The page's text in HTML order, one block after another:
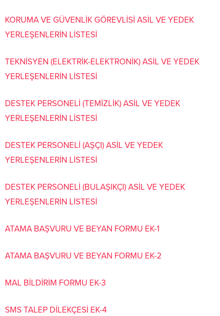
KORUMA VE GÜVENLİK GÖREVLİSİ ASİL VE YEDEK
YERLEŞENLERİN LİSTESİ
TEKNİSYEN (ELEKTRİK-ELEKTRONİK) ASİL VE YEDEK
YERLEŞENLERİN LİSTESİ
DESTEK PERSONELİ (TEMİZLİK) ASİL VE YEDEK
YERLEŞENLERİN LİSTESİ
DESTEK PERSONELİ (AŞÇI) ASİL VE YEDEK
YERLEŞENLERİN LİSTESİ
DESTEK PERSONELİ (BULAŞIKÇI) ASİL VE YEDEK
YERLEŞENLERİN LİSTESİ
ATAMA BAŞVURU VE BEYAN FORMU EK-1
ATAMA BAŞVURU VE BEYAN FORMU EK-2
MAL BİLDİRİM FORMU EK-3
SMS TALEP DİLEKÇESİ EK-4